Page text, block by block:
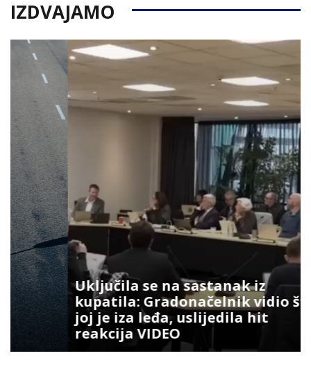
IZDVAJAMO
Uključila se na sastanak iz
kupatila: Gradonačelnik vidio šta
joj je iza leđa, uslijedila hit
reakcija VIDEO